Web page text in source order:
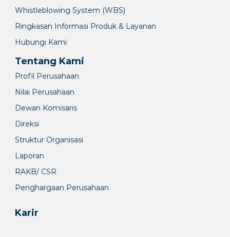
Whistleblowing System (WBS)
Ringkasan Informasi Produk & Layanan
Hubungi Kami
Tentang Kami
Profil Perusahaan
Nilai Perusahaan
Dewan Komisaris
Direksi
Struktur Organisasi
Laporan
RAKB/ CSR
Penghargaan Perusahaan
Karir